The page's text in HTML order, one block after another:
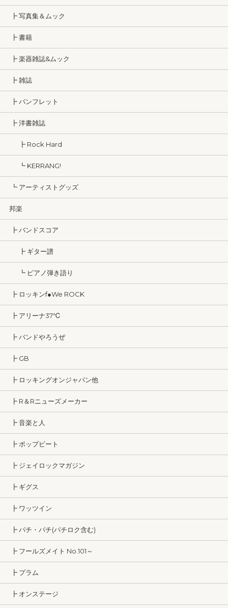
┣ 写真集＆ムック
┣ 書籍
┣ 楽器雑誌&ムック
┣ 雑誌
┣ パンフレット
┣ 洋書雑誌
┣ Rock Hard
┗ KERRANG!
┗ アーティストグッズ
邦楽
┣ バンドスコア
┣ ギター譜
┗ ピアノ弾き語り
┣ ロッキンf●We ROCK
┣ アリーナ37℃
┣ バンドやろうぜ
┣ GB
┣ ロッキングオンジャパン他
┣ R＆Rニューズメーカー
┣ 音楽と人
┣ ポップビート
┣ ジェイロックマガジン
┣ ギグス
┣ ワッツイン
┣ パチ・パチ(パチロク含む)
┣ フールズメイト No.101～
┣ プラム
┣ オンステージ